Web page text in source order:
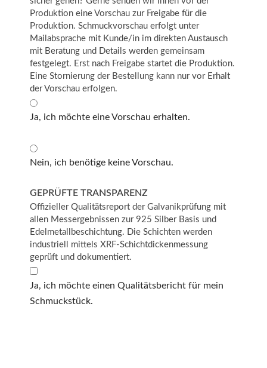
Produktion eine Vorschau zur Freigabe für die
Produktion. Schmuckvorschau erfolgt unter
Mailabsprache mit Kunde/in im direkten Austausch
mit Beratung und Details werden gemeinsam
festgelegt. Erst nach Freigabe startet die Produktion.
Eine Stornierung der Bestellung kann nur vor Erhalt
der Vorschau erfolgen.
Ja, ich möchte eine Vorschau erhalten.
Nein, ich benötige keine Vorschau.
GEPRÜFTE TRANSPARENZ
Offizieller Qualitätsreport der Galvanikprüfung mit
allen Messergebnissen zur 925 Silber Basis und
Edelmetallbeschichtung. Die Schichten werden
industriell mittels XRF-Schichtdickenmessung
geprüft und dokumentiert.
Ja, ich möchte einen Qualitätsbericht für mein
Schmuckstück.